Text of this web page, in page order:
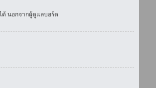
นอกจากผู้ดูแลบอร์ด